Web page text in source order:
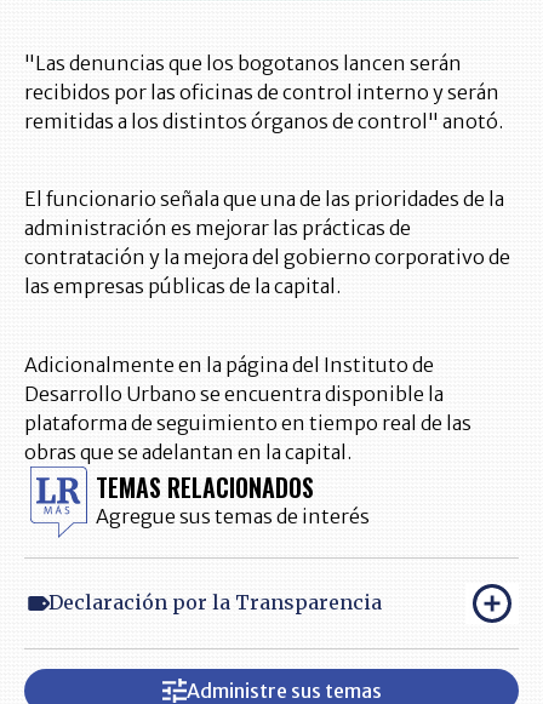
"Las denuncias que los bogotanos lancen serán
recibidos por las oficinas de control interno y serán
remitidas a los distintos órganos de control" anotó.
El funcionario señala que una de las prioridades de la
administración es mejorar las prácticas de
contratación y la mejora del gobierno corporativo de
las empresas públicas de la capital.
Adicionalmente en la página del Instituto de
Desarrollo Urbano se encuentra disponible la
plataforma de seguimiento en tiempo real de las
obras que se adelantan en la capital.
TEMAS RELACIONADOS
Agregue sus temas de interés
Declaración por la Transparencia
Administre sus temas